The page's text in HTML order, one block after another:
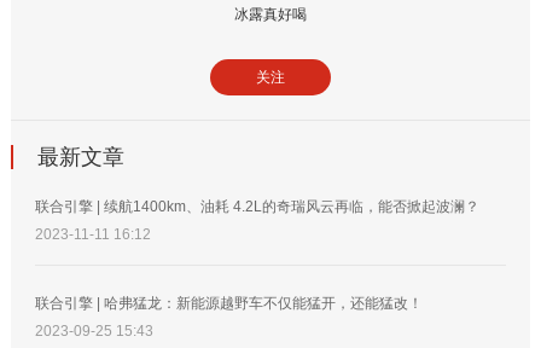
冰露真好喝
关注
最新文章
联合引擎 | 续航1400km、油耗 4.2L的奇瑞风云再临，能否掀起波澜？
2023-11-11 16:12
联合引擎 | 哈弗猛龙：新能源越野车不仅能猛开，还能猛改！
2023-09-25 15:43